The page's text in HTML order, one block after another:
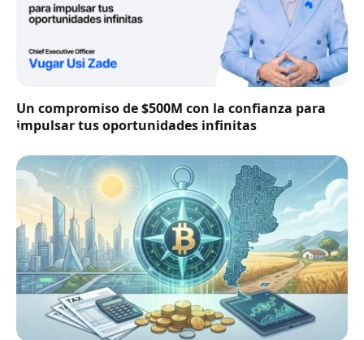
Un compromiso de $500M con la confianza para
impulsar tus oportunidades infinitas